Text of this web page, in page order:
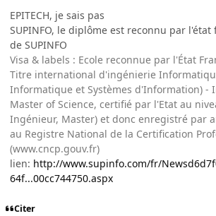
EPITECH, je sais pas
SUPINFO, le diplôme est reconnu par
de SUPINFO
Visa & labels : Ecole reconnue par l'État
Titre international d'ingénierie
Informatique et Systèmes d'Information) -
Master of Science, certifié par l'Etat au
Ingénieur, Master) et donc enregistré par
au Registre National de la Certification
(www.cncp.gouv.fr)
lien: http://www.supinfo.com/fr/
64f...00cc744750.aspx
Citer